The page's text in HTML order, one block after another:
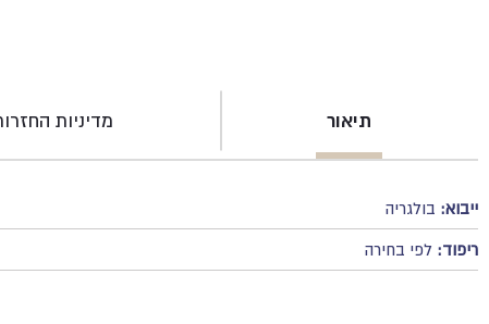
תיאור מדיניות
ייבוא: בולגריה
ריפוד: לפי בחירה